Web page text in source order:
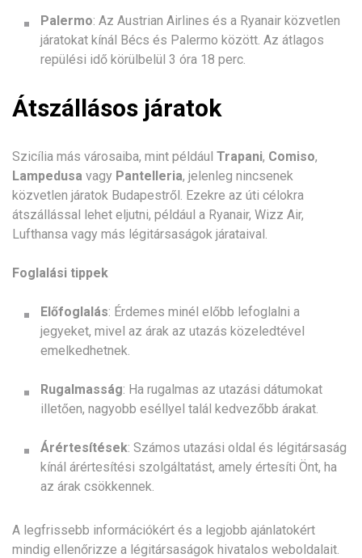
Palermo: Az Austrian Airlines és a Ryanair közvetlen
járatokat kínál Bécs és Palermo között. Az átlagos
repülési idő körülbelül 3 óra 18 perc.
Átszállásos járatok
Szicília más városaiba, mint például Trapani, Comiso,
Lampedusa vagy Pantelleria, jelenleg nincsenek
közvetlen járatok Budapestről. Ezekre az úti célokra
átszállással lehet eljutni, például a Ryanair, Wizz Air,
Lufthansa vagy más légitársaságok járataival.
Foglalási tippek
Előfoglalás: Érdemes minél előbb lefoglalni a
jegyeket, mivel az árak az utazás közeledtével
emelkedhetnek.
Rugalmasság: Ha rugalmas az utazási dátumokat
illetően, nagyobb eséllyel talál kedvezőbb árakat.
Árértesítések: Számos utazási oldal és légitársaság
kínál árértesítési szolgáltatást, amely értesíti Önt, ha
az árak csökkennek.
A legfrissebb információkért és a legjobb ajánlatokért
mindig ellenőrizze a légitársaságok hivatalos weboldalait.